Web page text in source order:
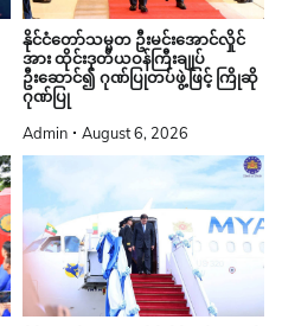
နိုင်ငံတော်သမ္မတ ဦးမင်းအောင်လှိုင်
အား ထိုင်းဒုတိယဝန်ကြီးချုပ်
ဦးဆောင်၍ ဂုဏ်ပြုတပ်ဖွဲ့ဖြင့် ကြိုဆို
ဂုဏ်ပြု
Admin August 6, 2026